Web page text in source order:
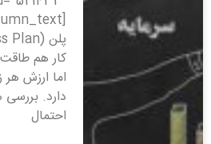
کار هم
اما ارزش
دارد.
احتمال